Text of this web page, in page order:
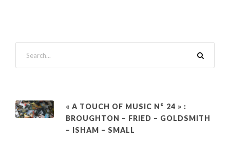
« A TOUCH OF MUSIC N° 24 » :
BROUGHTON – FRIED – GOLDSMITH
– ISHAM – SMALL